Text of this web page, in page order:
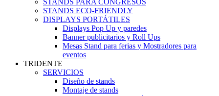
STANDS PARA CONGRESOS
STANDS ECO-FRIENDLY
DISPLAYS PORTÁTILES
Displays Pop Up y paredes
Banner publicitarios y Roll Ups
Mesas Stand para ferias y Mostradores para
eventos
TRIDENTE
SERVICIOS
Diseño de stands
Montaje de stands